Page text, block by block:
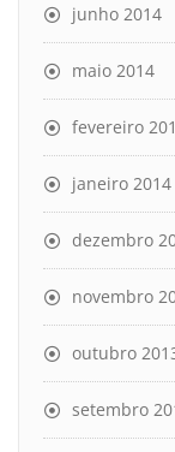
junho 2014
maio 2014
fevereiro
janeiro 2014
dezembro
novembro
outubro
setembro